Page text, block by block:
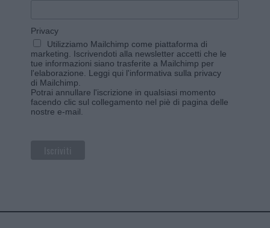
Privacy
Utilizziamo Mailchimp come piattaforma di
marketing. Iscrivendoti alla newsletter accetti che le
tue informazioni siano trasferite a Mailchimp per
l'elaborazione. Leggi qui l'informativa sulla privacy
di Mailchimp
Potrai annullare l'iscrizione in qualsiasi momento
facendo clic sul collegamento nel piè di pagina delle
nostre e-mail.